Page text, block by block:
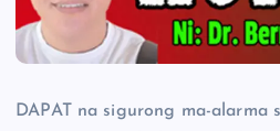
DAPAT na sigurong ma-alarma